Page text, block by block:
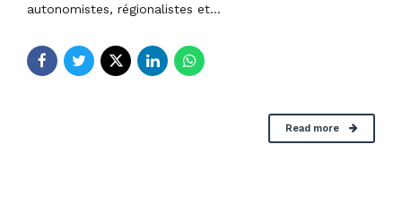
autonomistes, régionalistes et...
Read more